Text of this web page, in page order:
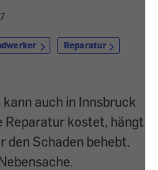
Reparatur
auch in Innsbruck
Reparatur kostet, hängt
den Schaden behebt.